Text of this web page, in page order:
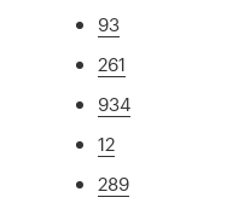
93
261
934
12
289